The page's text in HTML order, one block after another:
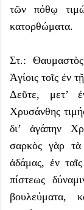
τῶν πόθῳ
κατορθώματα.
Στ.:
Ἁγίοις τοῖς ἐν
Δεῦτε, μετ’
Χρυσάνθης
δι’ ἀγάπην
σαρκὸς γὰρ τὰ
ἀδάμας, ἐν
πίστεως
βουλεύματα,